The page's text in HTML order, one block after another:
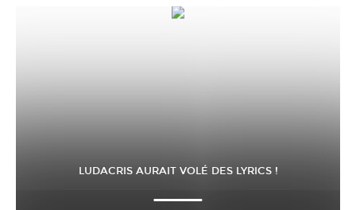
LUDACRIS AURAIT VOLÉ DES LYRICS !